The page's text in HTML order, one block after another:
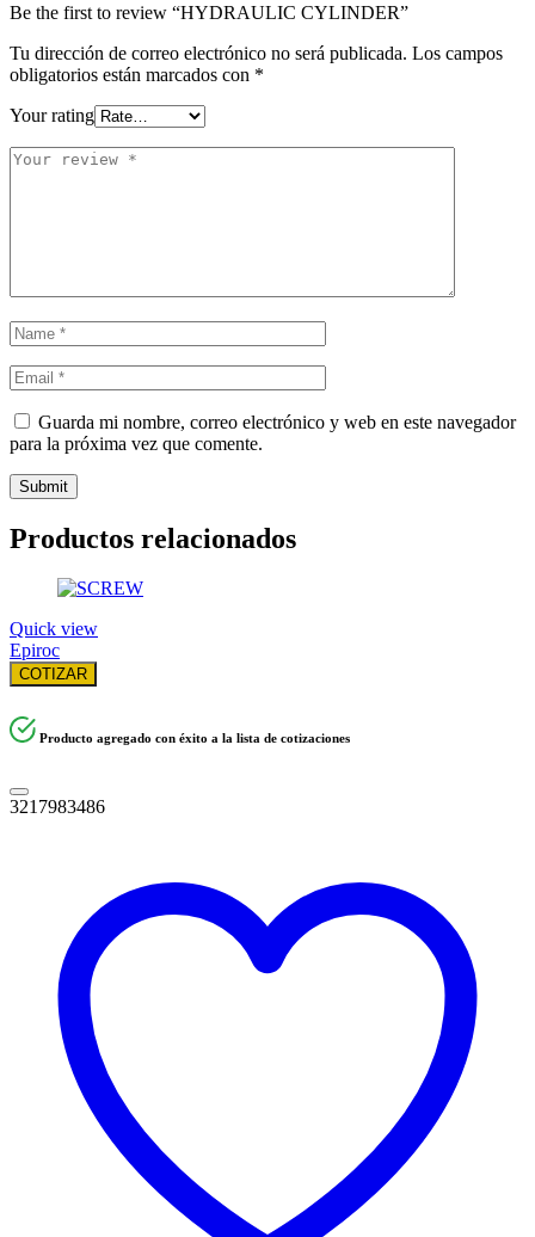
Be the first to review “HYDRAULIC CYLINDER”
Tu dirección de correo electrónico no será publicada. Los campos
obligatorios están marcados con *
Your rating
Guarda mi nombre, correo electrónico y web en este navegador
para la próxima vez que comente.
Productos relacionados
Quick view
Epiroc
COTIZAR
Producto agregado con éxito a la lista de cotizaciones
3217983486